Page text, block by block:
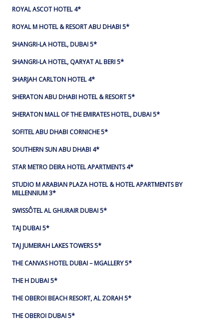
ROYAL ASCOT HOTEL 4*
ROYAL M HOTEL & RESORT ABU DHABI 5*
SHANGRI-LA HOTEL, DUBAI 5*
SHANGRI-LA HOTEL, QARYAT AL BERI 5*
SHARJAH CARLTON HOTEL 4*
SHERATON ABU DHABI HOTEL & RESORT 5*
SHERATON MALL OF THE EMIRATES HOTEL, DUBAI 5*
SOFITEL ABU DHABI CORNICHE 5*
SOUTHERN SUN ABU DHABI 4*
STAR METRO DEIRA HOTEL APARTMENTS 4*
STUDIO M ARABIAN PLAZA HOTEL & HOTEL APARTMENTS BY
MILLENNIUM 3*
SWISSÔTEL AL GHURAIR DUBAI 5*
TAJ DUBAI 5*
TAJ JUMEIRAH LAKES TOWERS 5*
THE CANVAS HOTEL DUBAI – MGALLERY 5*
THE H DUBAI 5*
THE OBEROI BEACH RESORT, AL ZORAH 5*
THE OBEROI DUBAI 5*